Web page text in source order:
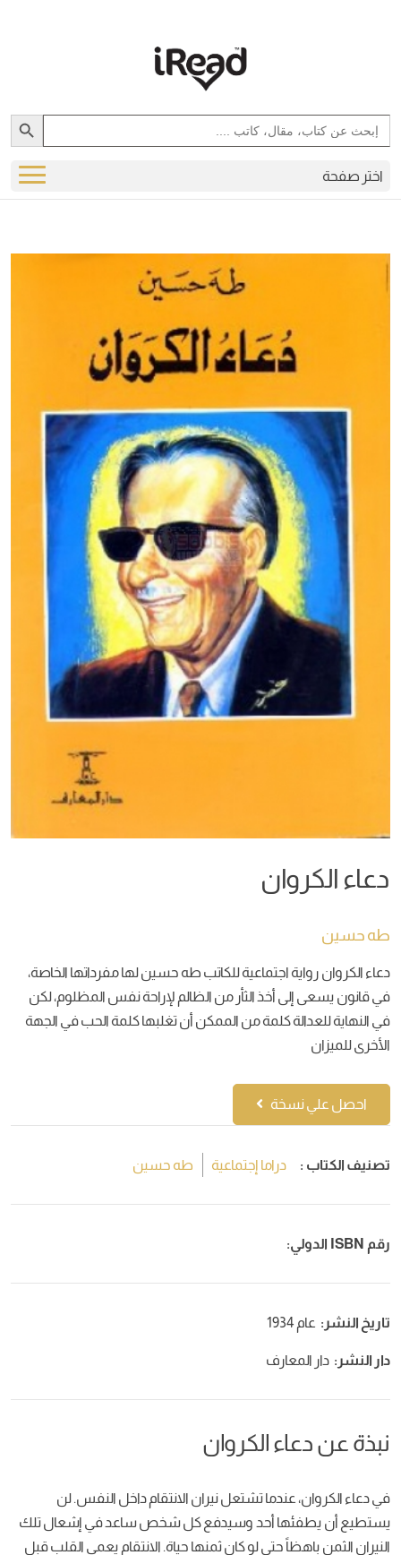
Search
for:
Search Button
اختر صفحة
دعاء الكروان
طه حسين
دعاء الكروان رواية اجتماعية للكاتب طه حسين لها مفرداتها الخاصة،
في قانون يسعى إلى أخذ الثأر من الظالم لإراحة نفس المظلوم، لكن
في النهاية للعدالة كلمة من الممكن أن تغلبها كلمة الحب في الجهة
الأخرى للميزان
احصل علي نسخة
تصنيف الكتاب : دراما إجتماعية طه حسين
رقم ISBN الدولي:
تاريخ النشر: عام 1934
دار النشر: دار المعارف
نبذة عن دعاء الكروان
في دعاء الكروان، عندما تشتعل نيران الانتقام داخل النفس. لن
يستطيع أن يطفئها أحد وسيدفع كل شخص ساعد في إشعال تلك
النيران الثمن باهظاً حتى لو كان ثمنها حياة. الانتقام يعمي القلب قبل